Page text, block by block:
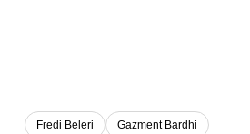
Fredi Beleri Gazment Bardhi